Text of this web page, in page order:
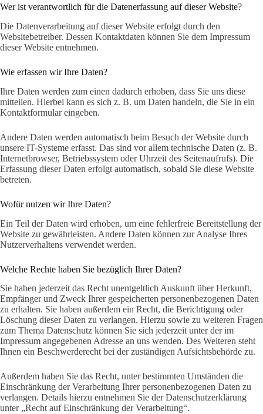
Wer ist verantwortlich für die Datenerfassung auf dieser Website?
Die Datenverarbeitung auf dieser Website erfolgt durch den
Websitebetreiber. Dessen Kontaktdaten können Sie dem Impressum
dieser Website entnehmen.
Wie erfassen wir Ihre Daten?
Ihre Daten werden zum einen dadurch erhoben, dass Sie uns diese
mitteilen. Hierbei kann es sich z. B. um Daten handeln, die Sie in ein
Kontaktformular eingeben.
Andere Daten werden automatisch beim Besuch der Website durch
unsere IT-Systeme erfasst. Das sind vor allem technische Daten (z. B.
Internetbrowser, Betriebssystem oder Uhrzeit des Seitenaufrufs). Die
Erfassung dieser Daten erfolgt automatisch, sobald Sie diese Website
betreten.
Wofür nutzen wir Ihre Daten?
Ein Teil der Daten wird erhoben, um eine fehlerfreie Bereitstellung der
Website zu gewährleisten. Andere Daten können zur Analyse Ihres
Nutzerverhaltens verwendet werden.
Welche Rechte haben Sie bezüglich Ihrer Daten?
Sie haben jederzeit das Recht unentgeltlich Auskunft über Herkunft,
Empfänger und Zweck Ihrer gespeicherten personenbezogenen Daten
zu erhalten. Sie haben außerdem ein Recht, die Berichtigung oder
Löschung dieser Daten zu verlangen. Hierzu sowie zu weiteren Fragen
zum Thema Datenschutz können Sie sich jederzeit unter der im
Impressum angegebenen Adresse an uns wenden. Des Weiteren steht
Ihnen ein Beschwerderecht bei der zuständigen Aufsichtsbehörde zu.
Außerdem haben Sie das Recht, unter bestimmten Umständen die
Einschränkung der Verarbeitung Ihrer personenbezogenen Daten zu
verlangen. Details hierzu entnehmen Sie der Datenschutzerklärung
unter „Recht auf Einschränkung der Verarbeitung“.